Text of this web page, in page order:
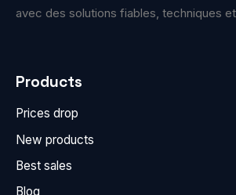
avec des solutions fiables, techniques
Products
Prices drop
New products
Best sales
Blog